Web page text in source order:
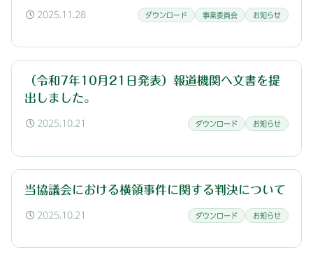
2025.11.28 ダウンロード 事業委員会 お知らせ
（令和7年10月21日発表）報道機関へ文書を提
出しました。
2025.10.21 ダウンロード お知らせ
当協議会における横領事件に関する判決について
2025.10.21 ダウンロード お知らせ